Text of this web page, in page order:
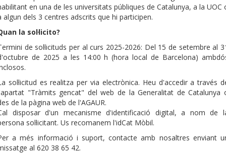
en una de les universitats públiques de Catalunya, a la UOC
algun dels 3 centres adscrits que hi participen.
la sol·licito?
de sol·licituds per al curs 2025-2026: Del 15 de setembre al
de 2025 a les 14:00 h (hora local de Barcelona)
sol·licitud es realitza per via electrònica. Heu d'accedir a través
"Tràmits gencat" del web de la Generalitat de Catalunya
de la pàgina web de l'AGAUR.
disposar d'un mecanisme d'identificació digital, a nom de
sol·licitant. Us recomanem l'idCat Mòbil.
a més informació i suport, contacte amb nosaltres enviant
al 620 38 65 42.